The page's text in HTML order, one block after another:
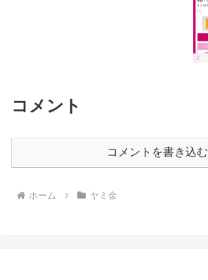
コメント
コメントを書き込む
ホーム ヤミ金